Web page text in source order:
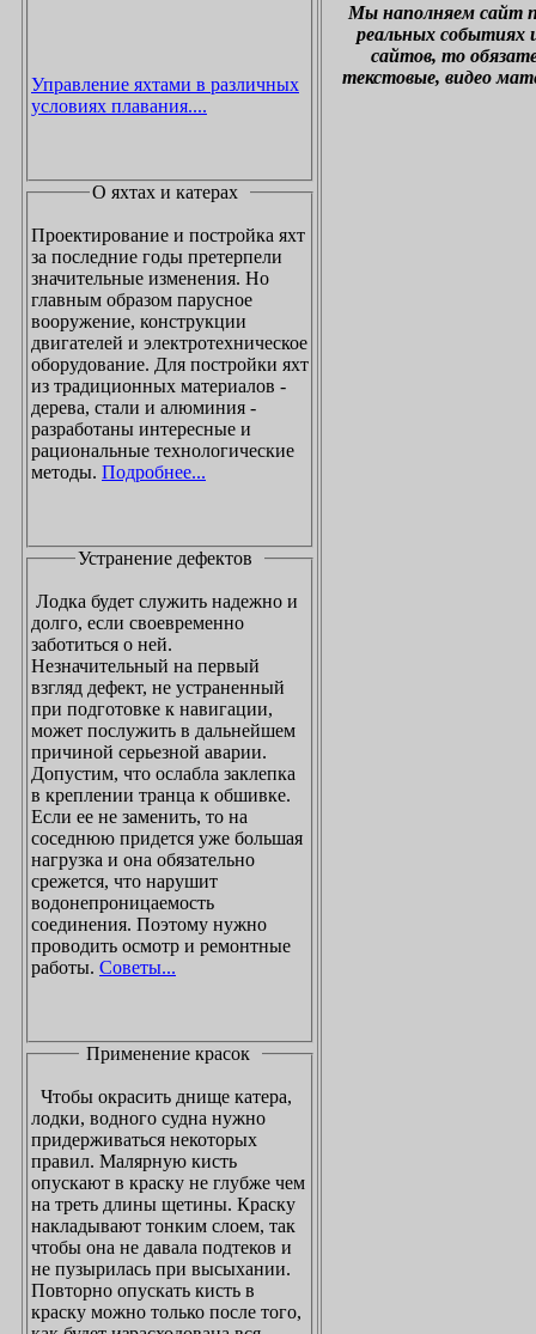
Управление яхтами в различных
условиях плавания....
О яхтах и катерах
Проектирование и постройка яхт
за последние годы претерпели
значительные изменения. Но
главным образом парусное
вооружение, конструкции
двигателей и электротехническое
оборудование. Для постройки яхт
из традиционных материалов -
дерева, стали и алюминия -
разработаны интересные и
рациональные технологические
методы. Подробнее...
Устранение дефектов
Лодка будет служить надежно и
долго, если своевременно
заботиться о ней.
Незначительный на первый
взгляд дефект, не устраненный
при подготовке к навигации,
может послужить в дальнейшем
причиной серьезной аварии.
Допустим, что ослабла заклепка
в креплении транца к обшивке.
Если ее не заменить, то на
соседнюю придется уже большая
нагрузка и она обязательно
срежется, что нарушит
водонепроницаемость
соединения. Поэтому нужно
проводить осмотр и ремонтные
работы. Советы...
Применение красок
лодки, водного судна нужно
придерживаться некоторых
правил. Малярную кисть
опускают в краску не глубже чем
на треть длины щетины. Краску
накладывают тонким слоем, так
чтобы она не давала подтеков и
не пузырилась при высыхании.
Повторно опускать кисть в
краску можно только после того,
Мы наполняем сайт
реальных событиях
сайтов, то
текстовые, видео